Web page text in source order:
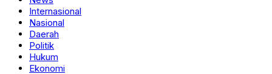
Internasional
Nasional
Daerah
Politik
Hukum
Ekonomi